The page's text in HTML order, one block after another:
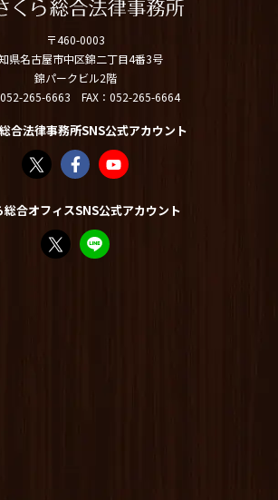
〒460-0003
県名古屋市中区錦二丁目4番3号
錦パークビル2階
052-265-6663 FAX：052-265-6664
合法律事務所SNS公式アカウント
さくら総合法律事務所（@sakurasogolaw
さくら総合法律事務所 | Facebook
さくら総合法律事務所 -
総合オフィスSNS公式アカウント
FP竹内美土璃（@fpsakurasogo）さん
教えてみどり先生【公式LINE】